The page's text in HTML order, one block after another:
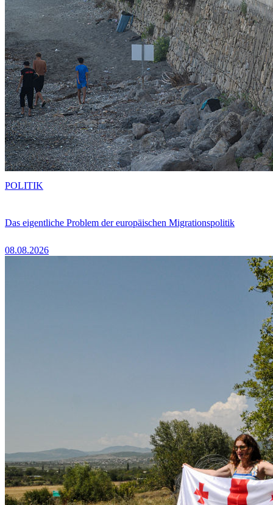
Das eigentliche Problem der europäischen Migrationspolitik
08.08.2026
POLITIK